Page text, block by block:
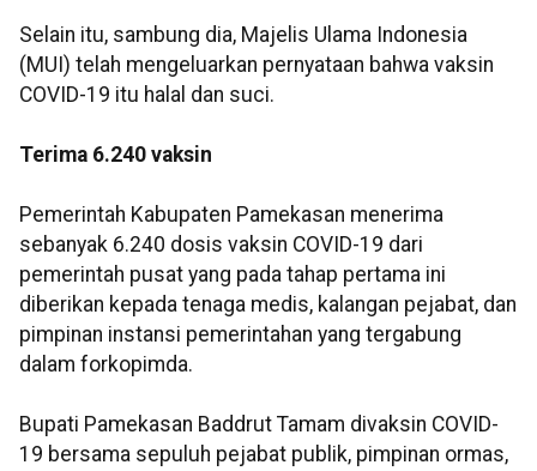
Selain itu, sambung dia, Majelis Ulama Indonesia
(MUI) telah mengeluarkan pernyataan bahwa vaksin
COVID-19 itu halal dan suci.
Terima 6.240 vaksin
Pemerintah Kabupaten Pamekasan menerima
sebanyak 6.240 dosis vaksin COVID-19 dari
pemerintah pusat yang pada tahap pertama ini
diberikan kepada tenaga medis, kalangan pejabat, dan
pimpinan instansi pemerintahan yang tergabung
dalam forkopimda.
Bupati Pamekasan Baddrut Tamam divaksin COVID-
19 bersama sepuluh pejabat publik, pimpinan ormas,